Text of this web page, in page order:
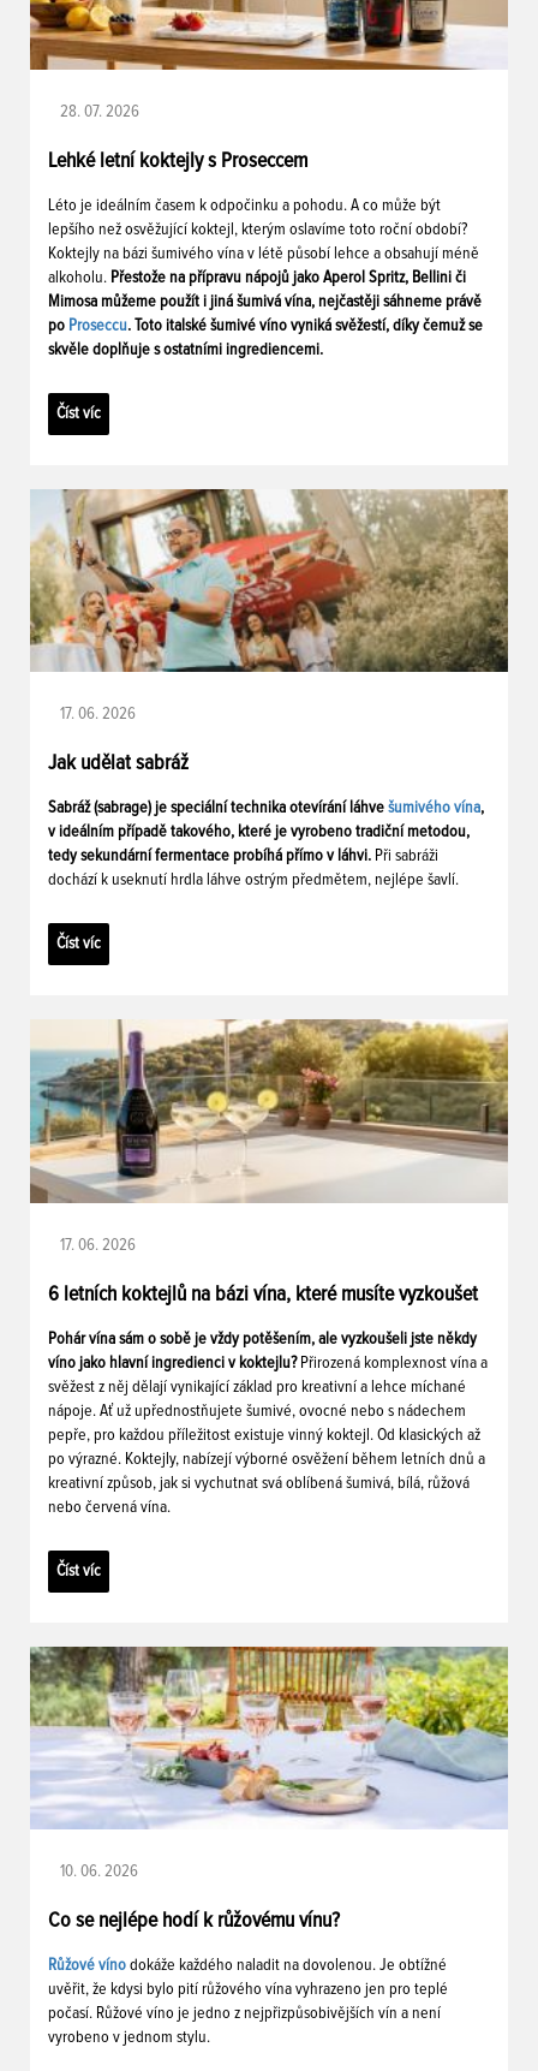
28. 07. 2026
Lehké letní koktejly s Proseccem
Léto je ideálním časem k odpočinku a pohodu. A co může být
lepšího než osvěžující koktejl, kterým oslavíme toto roční období?
Koktejly na bázi šumivého vína v létě působí lehce a obsahují méně
alkoholu. Přestože na přípravu nápojů jako Aperol Spritz, Bellini či
Mimosa můžeme použít i jiná šumivá vína, nejčastěji sáhneme právě
po Proseccu. Toto italské šumivé víno vyniká svěžestí, díky čemuž se
skvěle doplňuje s ostatními ingrediencemi.
Číst víc
17. 06. 2026
Jak udělat sabráž
Sabráž (sabrage) je speciální technika otevírání láhve šumivého vína,
v ideálním případě takového, které je vyrobeno tradiční metodou,
tedy sekundární fermentace probíhá přímo v láhvi. Při sabráži
dochází k useknutí hrdla láhve ostrým předmětem, nejlépe šavlí.
Číst víc
17. 06. 2026
6 letních koktejlů na bázi vína, které musíte vyzkoušet
Pohár vína sám o sobě je vždy potěšením, ale vyzkoušeli jste někdy
víno jako hlavní ingredienci v koktejlu? Přirozená komplexnost vína a
svěžest z něj dělají vynikající základ pro kreativní a lehce míchané
nápoje. Ať už upřednostňujete šumivé, ovocné nebo s nádechem
pepře, pro každou příležitost existuje vinný koktejl. Od klasických až
po výrazné. Koktejly, nabízejí výborné osvěžení během letních dnů a
kreativní způsob, jak si vychutnat svá oblíbená šumivá, bílá, růžová
nebo červená vína.
Číst víc
10. 06. 2026
Co se nejlépe hodí k růžovému vínu?
Růžové víno dokáže každého naladit na dovolenou. Je obtížné
uvěřit, že kdysi bylo pití růžového vína vyhrazeno jen pro teplé
počasí. Růžové víno je jedno z nejpřizpůsobivějších vín a není
vyrobeno v jednom stylu.